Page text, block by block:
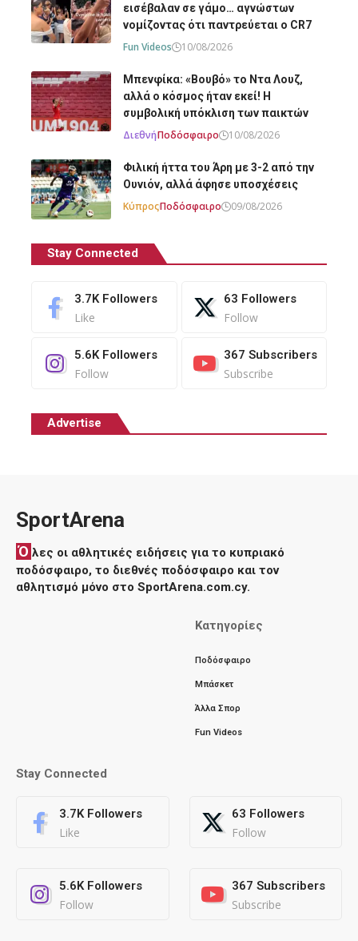
εισέβαλαν σε γάμο… αγνώστων
νομίζοντας ότι παντρεύεται ο CR7
Fun Videos 10/08/2026
Μπενφίκα: «Βουβό» το Ντα Λουζ,
αλλά ο κόσμος ήταν εκεί! Η
συμβολική υπόκλιση των παικτών
ΔιεθνήΠοδόσφαιρο 10/08/2026
Φιλική ήττα του Άρη με 3-2 από την
Ουνιόν, αλλά άφησε υποσχέσεις
ΚύπροςΠοδόσφαιρο 09/08/2026
Stay Connected
3.7K Followers
Like
63 Followers
Follow
5.6K Followers
Follow
367 Subscribers
Subscribe
Advertise
SportArena
Ό λες οι αθλητικές ειδήσεις για το κυπριακό
ποδόσφαιρο, το διεθνές ποδόσφαιρο και τον
αθλητισμό μόνο στο SportArena.com.cy.
Κατηγορίες
Ποδόσφαιρο
Μπάσκετ
Άλλα Σπορ
Fun Videos
Stay Connected
3.7K Followers
Like
63 Followers
Follow
5.6K Followers
Follow
367 Subscribers
Subscribe